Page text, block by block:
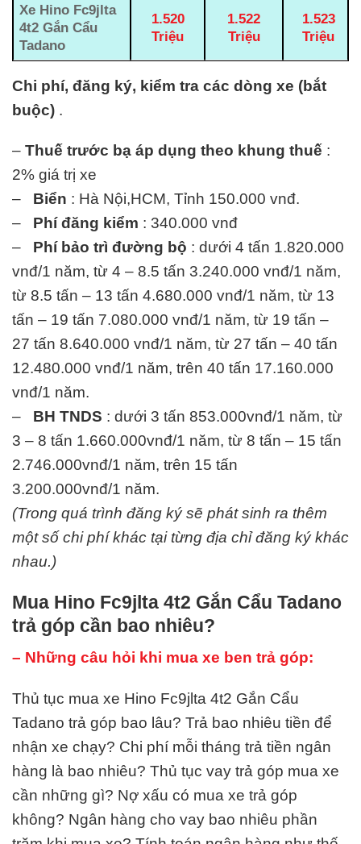
Xe Hino Fc9jlta
4t2 Gắn Cẩu
Tadano
1.520
Triệu
1.522
Triệu
1.523
Triệu
Chi phí, đăng ký, kiểm tra các dòng xe (bắt
buộc) .
– Thuế trước bạ áp dụng theo khung thuế :
2% giá trị xe
– Biển : Hà Nội,HCM, Tỉnh 150.000 vnđ.
– Phí đăng kiểm : 340.000 vnđ
– Phí bảo trì đường bộ : dưới 4 tấn 1.820.000
vnđ/1 năm, từ 4 – 8.5 tấn 3.240.000 vnđ/1 năm,
từ 8.5 tấn – 13 tấn 4.680.000 vnđ/1 năm, từ 13
tấn – 19 tấn 7.080.000 vnđ/1 năm, từ 19 tấn –
27 tấn 8.640.000 vnđ/1 năm, từ 27 tấn – 40 tấn
12.480.000 vnđ/1 năm, trên 40 tấn 17.160.000
vnđ/1 năm.
– BH TNDS : dưới 3 tấn 853.000vnđ/1 năm, từ
3 – 8 tấn 1.660.000vnđ/1 năm, từ 8 tấn – 15 tấn
2.746.000vnđ/1 năm, trên 15 tấn
3.200.000vnđ/1 năm.
(Trong quá trình đăng ký sẽ phát sinh ra thêm
một số chi phí khác tại từng địa chỉ đăng ký khác
nhau.)
Mua Hino Fc9jlta 4t2 Gắn Cẩu Tadano
trả góp cần bao nhiêu?
– Những câu hỏi khi mua xe ben trả góp:
Thủ tục mua xe Hino Fc9jlta 4t2 Gắn Cẩu
Tadano trả góp bao lâu? Trả bao nhiêu tiền để
nhận xe chạy? Chi phí mỗi tháng trả tiền ngân
hàng là bao nhiêu? Thủ tục vay trả góp mua xe
cần những gì? Nợ xấu có mua xe trả góp
không? Ngân hàng cho vay bao nhiêu phần